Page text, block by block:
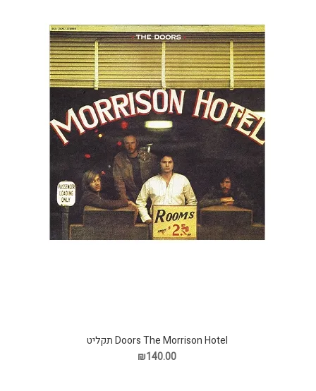
Doors The Morrison Hotel תקליט
₪140.00